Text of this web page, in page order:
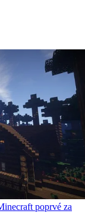
poprvé za